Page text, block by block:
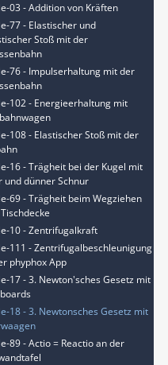
03 - Addition von Kräften
77 - Elastischer und
Stoß mit der
76 - Impulserhaltung mit der
102 - Energieerhaltung mit
108 - Elastischer Stoß mit der
16 - Trägheit bei der Kugel mit
und dünner Schnur
69 - Trägheit beim Wegziehen
10 - Zentrifugalkraft
111 - Zentrifugalbeschleunigung
phyphox App
17 - 3. Newton'sches Gesetz mit
18 - 3. Newtonsches Gesetz mit
89 - Actio = Reactio an der